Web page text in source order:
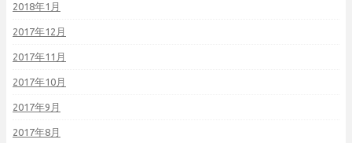
2018年1月
2017年12月
2017年11月
2017年10月
2017年9月
2017年8月